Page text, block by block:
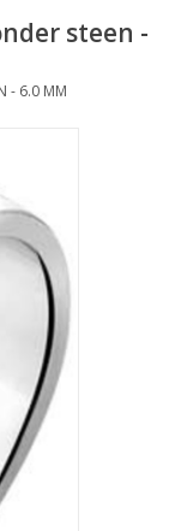
steen -
- 6.0 MM